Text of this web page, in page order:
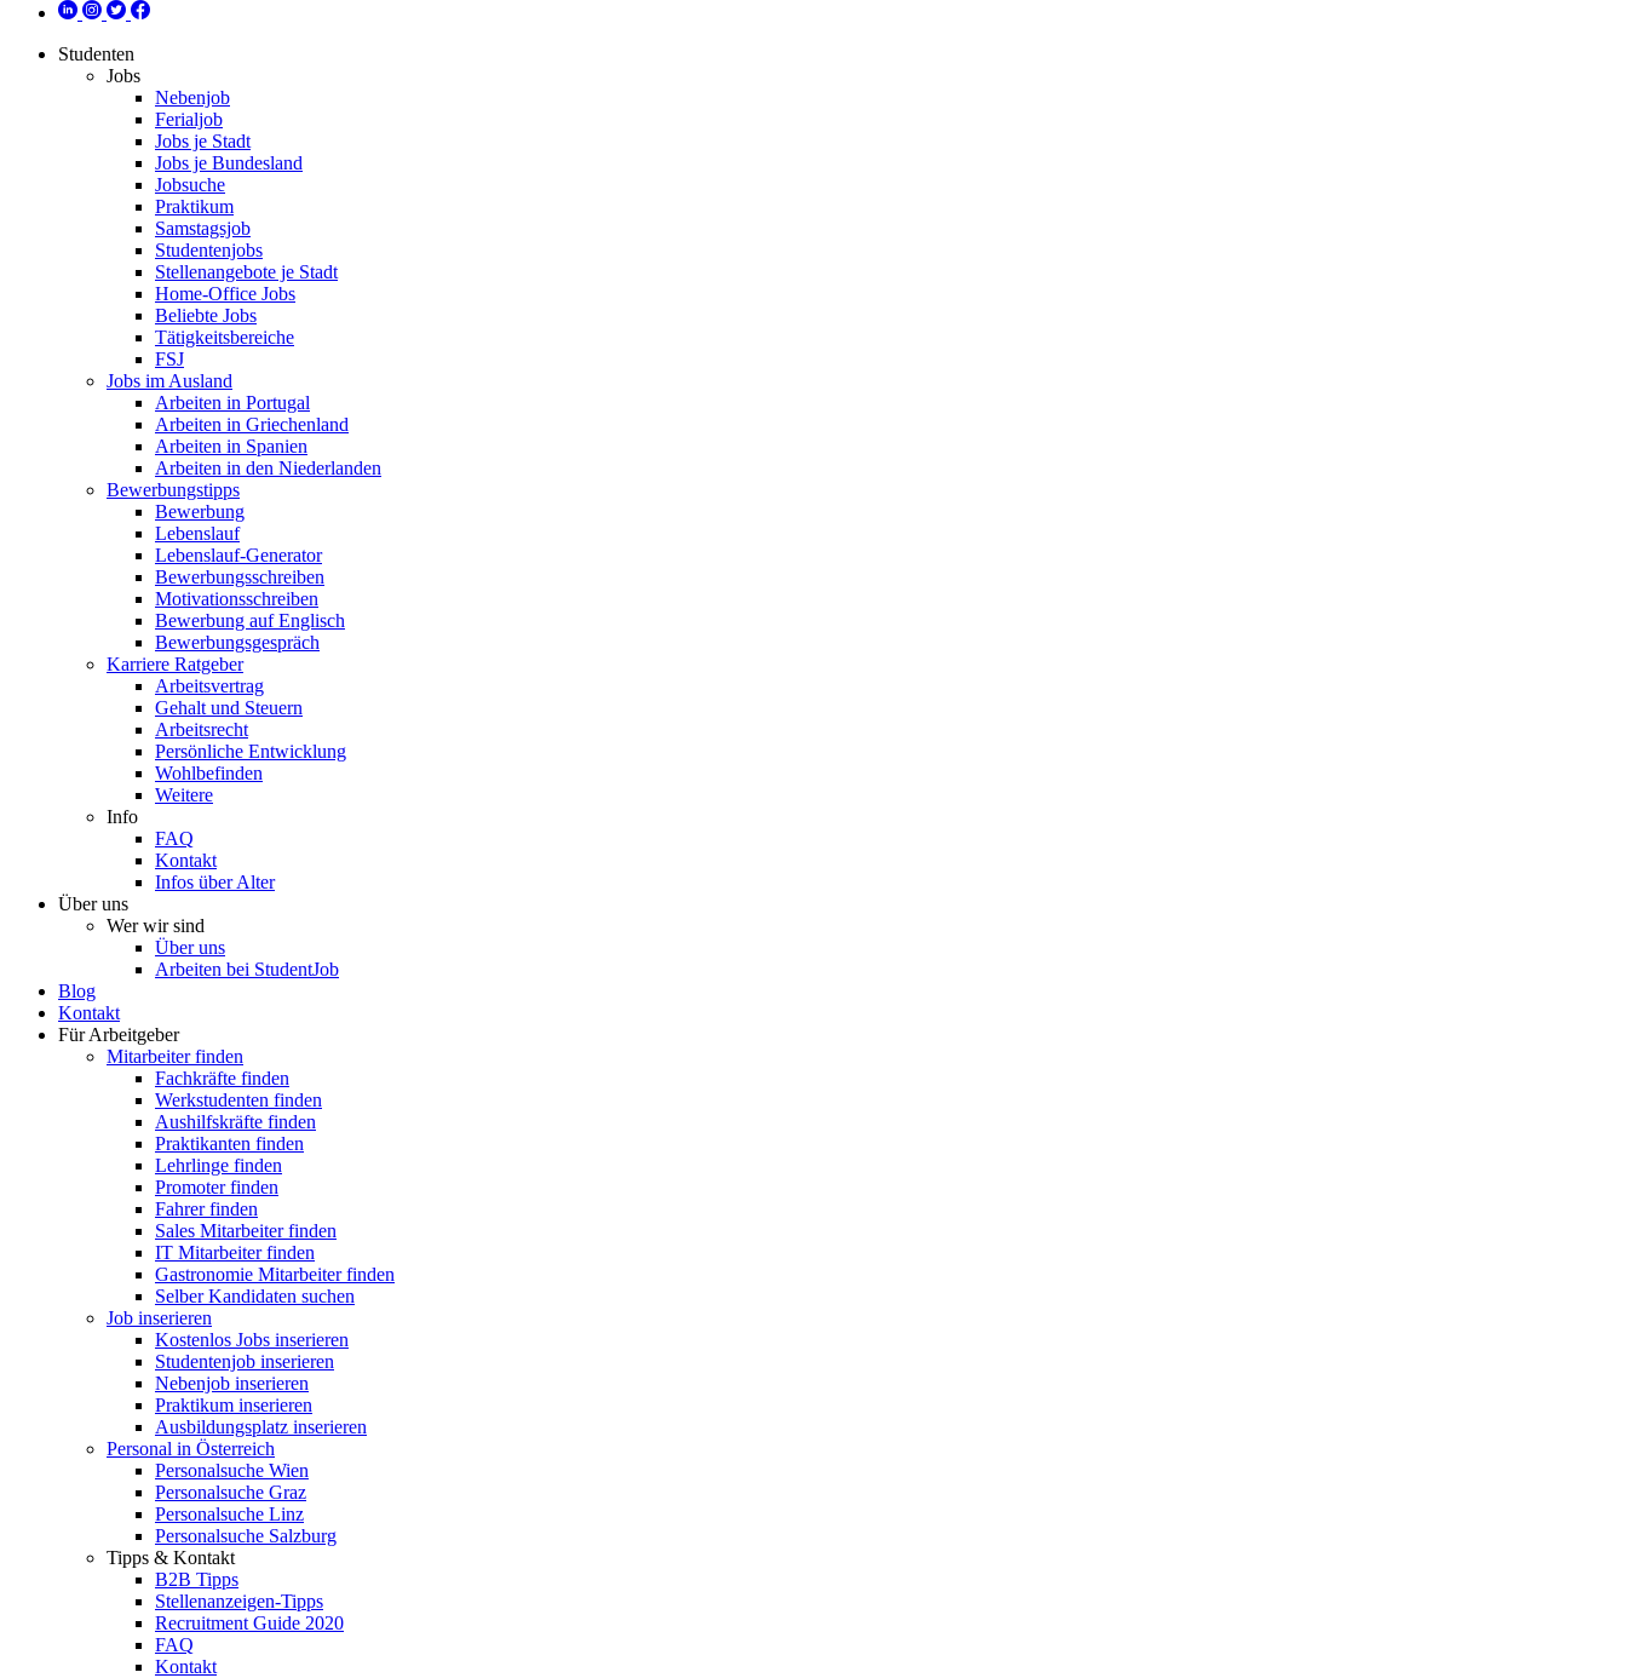
Studenten
Jobs
Nebenjob
Ferialjob
Jobs je Stadt
Jobs je Bundesland
Jobsuche
Praktikum
Samstagsjob
Studentenjobs
Stellenangebote je Stadt
Home-Office Jobs
Beliebte Jobs
Tätigkeitsbereiche
FSJ
Jobs im Ausland
Arbeiten in Portugal
Arbeiten in Griechenland
Arbeiten in Spanien
Arbeiten in den Niederlanden
Bewerbungstipps
Bewerbung
Lebenslauf
Lebenslauf-Generator
Bewerbungsschreiben
Motivationsschreiben
Bewerbung auf Englisch
Bewerbungsgespräch
Karriere Ratgeber
Arbeitsvertrag
Gehalt und Steuern
Arbeitsrecht
Persönliche Entwicklung
Wohlbefinden
Weitere
Info
FAQ
Kontakt
Infos über Alter
Über uns
Wer wir sind
Über uns
Arbeiten bei StudentJob
Blog
Kontakt
Für Arbeitgeber
Mitarbeiter finden
Fachkräfte finden
Werkstudenten finden
Aushilfskräfte finden
Praktikanten finden
Lehrlinge finden
Promoter finden
Fahrer finden
Sales Mitarbeiter finden
IT Mitarbeiter finden
Gastronomie Mitarbeiter finden
Selber Kandidaten suchen
Job inserieren
Kostenlos Jobs inserieren
Studentenjob inserieren
Nebenjob inserieren
Praktikum inserieren
Ausbildungsplatz inserieren
Personal in Österreich
Personalsuche Wien
Personalsuche Graz
Personalsuche Linz
Personalsuche Salzburg
Tipps & Kontakt
B2B Tipps
Stellenanzeigen-Tipps
Recruitment Guide 2020
FAQ
Kontakt